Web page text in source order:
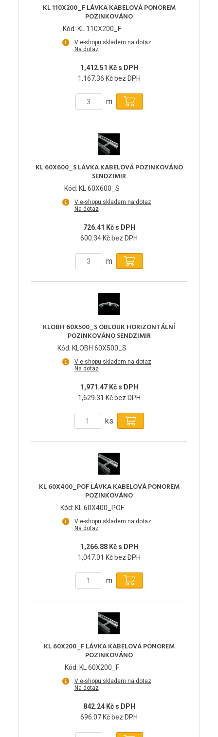
KL 110X200_F LÁVKA KABELOVÁ PONOREM
POZINKOVÁNO
Kód: KL 110X200_F
V e-shopu skladem na dotaz
Na dotaz
1,412.51 Kč s DPH
1,167.36 Kč bez DPH
m
KL 60X600_S LÁVKA KABELOVÁ POZINKOVÁNO
SENDZIMIR
Kód: KL 60X600_S
V e-shopu skladem na dotaz
Na dotaz
726.41 Kč s DPH
600.34 Kč bez DPH
m
KLOBH 60X500_S OBLOUK HORIZONTÁLNÍ
POZINKOVÁNO SENDZIMIR
Kód: KLOBH 60X500_S
V e-shopu skladem na dotaz
Na dotaz
1,971.47 Kč s DPH
1,629.31 Kč bez DPH
ks
KL 60X400_POF LÁVKA KABELOVÁ PONOREM
POZINKOVÁNO
Kód: KL 60X400_POF
V e-shopu skladem na dotaz
Na dotaz
1,266.88 Kč s DPH
1,047.01 Kč bez DPH
m
KL 60X200_F LÁVKA KABELOVÁ PONOREM
POZINKOVÁNO
Kód: KL 60X200_F
V e-shopu skladem na dotaz
Na dotaz
842.24 Kč s DPH
696.07 Kč bez DPH